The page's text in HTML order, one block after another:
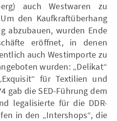
auch Westwaren zu
den Kaufkraftüberhang
abzubauen, wurden Ende
eröffnet, in denen
auch Westimporte zu
wurden: „Delikat“
für Textilien und
gab die SED-Führung dem
legalisierte für die DDR-
in den „Intershops“, die